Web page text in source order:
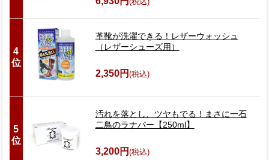
4
位
革靴が洗濯できる！レザーウォッシュ
（レザーシューズ用）
2,350円 (税込)
5
位
汚れを落とし、ツヤもでる！まさに一石
二鳥のラナパー【250ml】
3,200円 (税込)